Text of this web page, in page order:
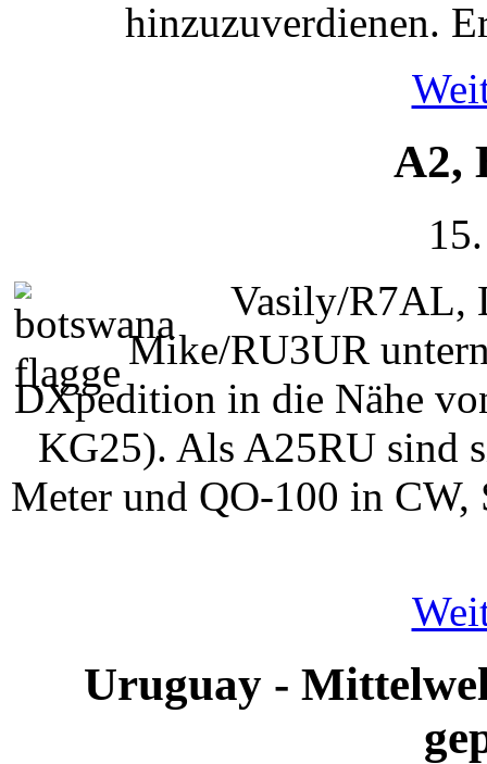
hinzuzuverdienen.
A2,
Vasily/R7AL,
Mike/RU3UR
DXpedition in die Nähe
KG25). Als A25RU sind
Meter und QO-100 in
Uruguay -